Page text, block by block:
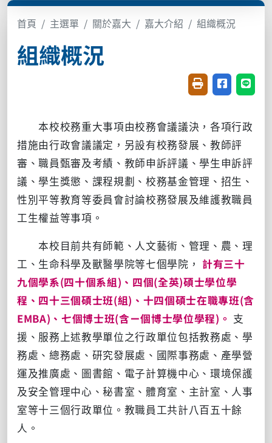
首頁 主選單 關於嘉大 嘉大介紹 組織概況
組織概況
友善列印(開新視
分享至臉書
分享
本校校務重大事項由校務會議議決，各項行政
措施由行政會議議定，另設有校務發展、教師評
審、職員甄審及考績、教師申訴評議、學生申訴評
議、學生獎懲、課程規劃、校務基金管理、招生、
性別平等教育等委員會討論校務發展及維護教職員
工生權益等事項。
本校目前共有師範、人文藝術、管理、農、理
工、生命科學及獸醫學院等七個學院， 計有三十
九個學系(四十個系組)、四個(全英)碩士學位學
程、四十三個碩士班(組)、十四個碩士在職專班(含
EMBA)、七個博士班(含ㄧ個博士學位學程)。 支
援、服務上述教學單位之行政單位包括教務處、學
務處、總務處、研究發展處、國際事務處、產學營
運及推廣處、圖書館、電子計算機中心、環境保護
及安全管理中心、秘書室、體育室、主計室、人事
室等十三個行政單位。教職員工共計八百五十餘
人。